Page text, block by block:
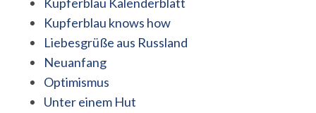
Kupferblau knows how
Liebesgrüße aus Russland
Neuanfang
Optimismus
Unter einem Hut